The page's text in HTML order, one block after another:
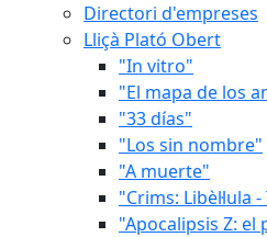
Directori d'empreses
Lliçà Plató Obert
"In vitro"
"El mapa de los
"33 días"
"Los sin nombre"
"A muerte"
"Crims: Libèl·lula
"Apocalipsis Z: